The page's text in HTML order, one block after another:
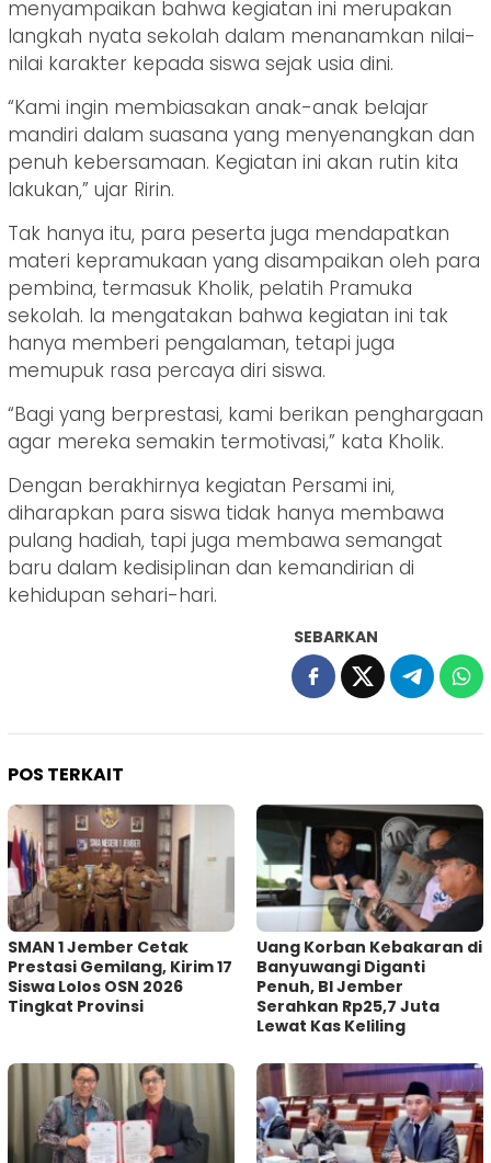
menyampaikan bahwa kegiatan ini merupakan
langkah nyata sekolah dalam menanamkan nilai-
nilai karakter kepada siswa sejak usia dini.
“Kami ingin membiasakan anak-anak belajar
mandiri dalam suasana yang menyenangkan dan
penuh kebersamaan. Kegiatan ini akan rutin kita
lakukan,” ujar Ririn.
Tak hanya itu, para peserta juga mendapatkan
materi kepramukaan yang disampaikan oleh para
pembina, termasuk Kholik, pelatih Pramuka
sekolah. Ia mengatakan bahwa kegiatan ini tak
hanya memberi pengalaman, tetapi juga
memupuk rasa percaya diri siswa.
“Bagi yang berprestasi, kami berikan penghargaan
agar mereka semakin termotivasi,” kata Kholik.
Dengan berakhirnya kegiatan Persami ini,
diharapkan para siswa tidak hanya membawa
pulang hadiah, tapi juga membawa semangat
baru dalam kedisiplinan dan kemandirian di
kehidupan sehari-hari.
SEBARKAN
POS TERKAIT
SMAN 1 Jember Cetak
Prestasi Gemilang, Kirim 17
Siswa Lolos OSN 2026
Tingkat Provinsi
Uang Korban Kebakaran di
Banyuwangi Diganti
Penuh, BI Jember
Serahkan Rp25,7 Juta
Lewat Kas Keliling